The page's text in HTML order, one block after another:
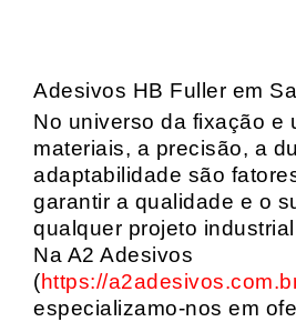
Adesivos HB Fuller em
No universo da fixação e
materiais, a precisão, a
adaptabilidade são
garantir a qualidade e o
qualquer projeto
Na A2 Adesivos
(https://
especializamo-nos em